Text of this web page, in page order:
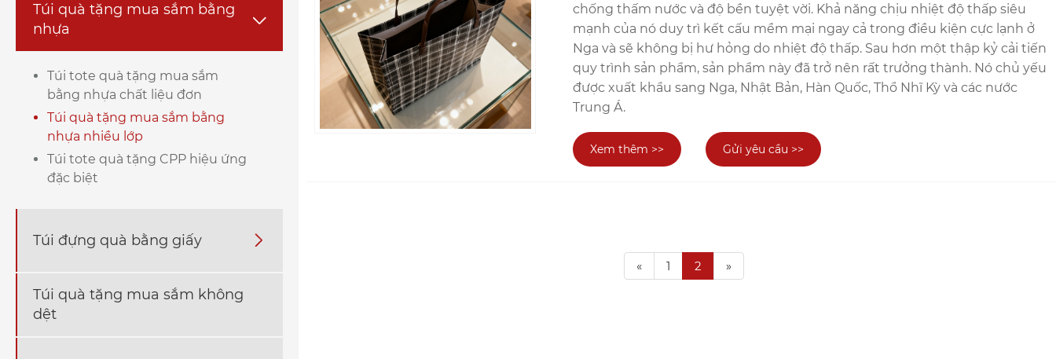
Túi quà tặng mua sắm bằng
nhựa

Túi tote quà tặng mua sắm
bằng nhựa chất liệu đơn
Túi quà tặng mua sắm bằng
nhựa nhiều lớp
Túi tote quà tặng CPP hiệu ứng
đặc biệt
Túi đựng quà bằng giấy 
Túi quà tặng mua sắm không
dệt
chống thấm nước và độ bền tuyệt vời. Khả năng chịu nhiệt độ thấp siêu
mạnh của nó duy trì kết cấu mềm mại ngay cả trong điều kiện cực lạnh ở
Nga và sẽ không bị hư hỏng do nhiệt độ thấp. Sau hơn một thập kỷ cải tiến
quy trình sản phẩm, sản phẩm này đã trở nên rất trưởng thành. Nó chủ yếu
được xuất khẩu sang Nga, Nhật Bản, Hàn Quốc, Thổ Nhĩ Kỳ và các nước
Trung Á.
Xem thêm >> Gửi yêu cầu >>
« 1 2 »